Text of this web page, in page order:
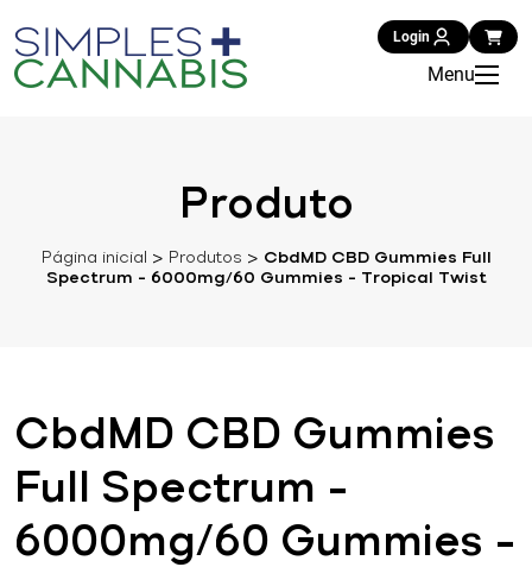
Login
Menu
Produto
Página inicial > Produtos > CbdMD CBD Gummies Full
Spectrum – 6000mg/60 Gummies – Tropical Twist
CbdMD CBD Gummies
Full Spectrum –
6000mg/60 Gummies –